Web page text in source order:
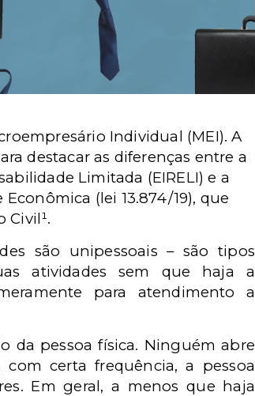
Individual (MEI). A
destacar as diferenças entre a
Limitada (EIRELI) e a
(lei 13.874/19), que
Civil¹.
são unipessoais – são tipos
atividades sem que haja a
para atendimento a
da pessoa física. Ninguém abre
certa frequência, a pessoa
Em geral, a menos que haja